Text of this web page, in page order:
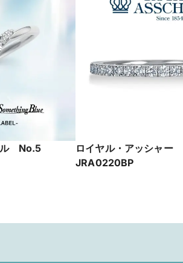
ル No.5
ロイヤル・アッシャー
JRA0220BP